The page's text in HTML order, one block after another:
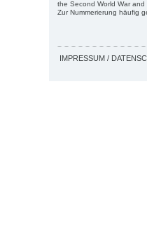
the Second World War
Zur Nummerierung häufig
IMPRESSUM /